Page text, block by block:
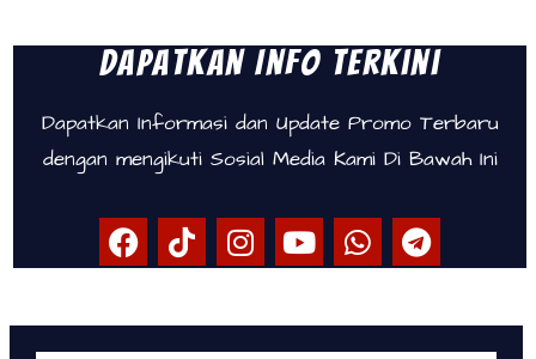
Dapatkan Info Terkini
Dapatkan Informasi dan Update Promo Terbaru
dengan mengikuti Sosial Media Kami Di Bawah Ini